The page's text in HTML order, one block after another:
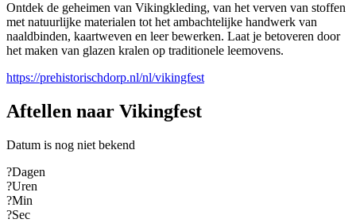
Ontdek de geheimen van Vikingkleding, van het verven van stoffen
met natuurlijke materialen tot het ambachtelijke handwerk van
naaldbinden, kaartweven en leer bewerken. Laat je betoveren door
het maken van glazen kralen op traditionele leemovens.
https://prehistorischdorp.nl/nl/vikingfest
Aftellen naar Vikingfest
Datum is nog niet bekend
?Dagen
?Uren
?Min
?Sec